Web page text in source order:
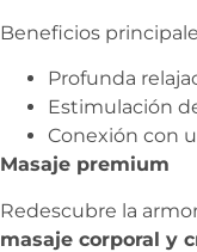
Beneficios
Profunda
Estimulación
Conexión con
Masaje premium
Redescubre la
masaje corporal y